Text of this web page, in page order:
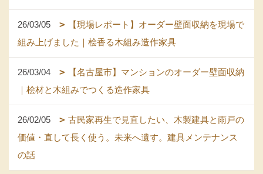
26/03/05
【現場レポート】オーダー壁面収納を現場で
組み上げました｜桧香る木組み造作家具
26/03/04
【名古屋市】マンションのオーダー壁面収納
｜桧材と木組みでつくる造作家具
26/02/05
古民家再生で見直したい、木製建具と雨戸の
価値・直して長く使う。未来へ遺す。建具メンテナンス
の話